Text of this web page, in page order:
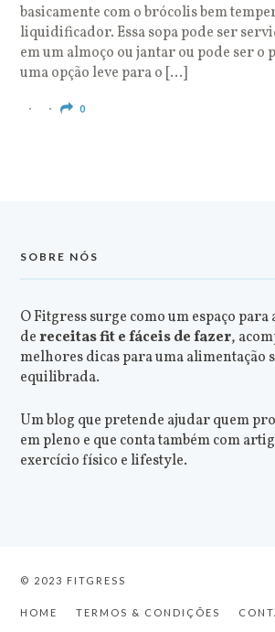
basicamente com o brócolis bem
liquidificador. Essa sopa pode ser
em um almoço ou jantar ou pode ser o
uma opção leve para o […]
0
SOBRE NÓS
O Fitgress surge como um espaço
dereceitas fit e fáceis de fazer,
melhores dicas para uma alimentação
equilibrada.
Um blog que pretende ajudar quem
em pleno e que conta também com
exercício físico e lifestyle.
© 2023 FITGRESS
HOME TERMOS & CONDIÇÕES